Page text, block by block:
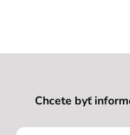
Chcete byť